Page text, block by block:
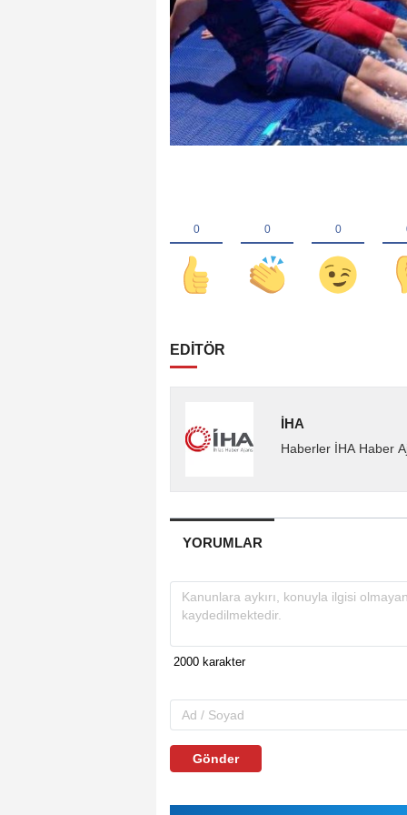
EDİTÖR
İHA
Haberler İHA Haber
YORUMLAR
Gönder